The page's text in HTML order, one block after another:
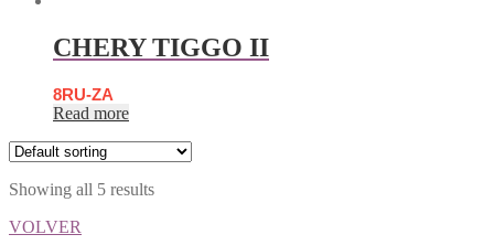
CHERY TIGGO II
8RU-ZA
Read more
Showing all 5 results
VOLVER